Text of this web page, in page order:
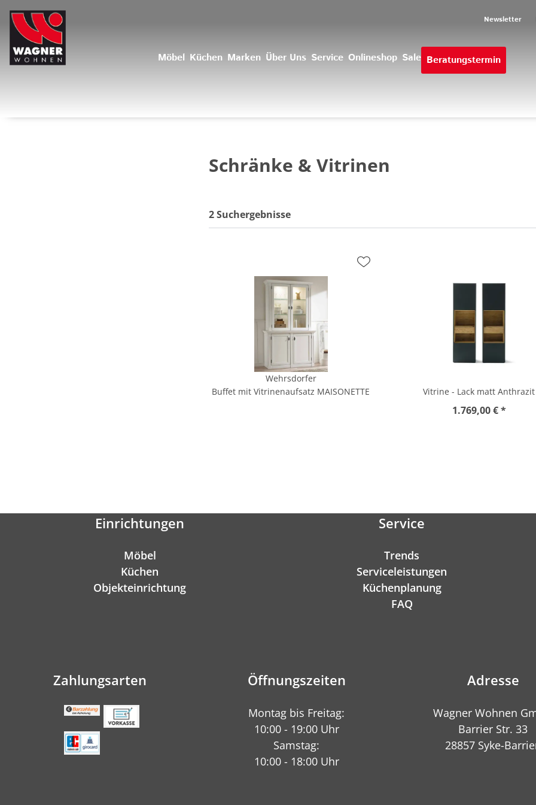
Newsletter
Möbel Küchen Marken Über Uns Service Onlineshop Sale Beratungstermin
Schränke & Vitrinen
2 Suchergebnisse
Wehrsdorfer
Buffet mit Vitrinenaufsatz MAISONETTE
Vitrine - Lack matt Anthrazit
1.769,00 € *
Einrichtungen
Möbel
Küchen
Objekteinrichtung
Service
Trends
Serviceleistungen
Küchenplanung
FAQ
Zahlungsarten Öffnungszeiten
Montag bis Freitag:
10:00 - 19:00 Uhr
Samstag:
10:00 - 18:00 Uhr
Adresse
Wagner Wohnen
Barrier Str. 33
28857 Syke-